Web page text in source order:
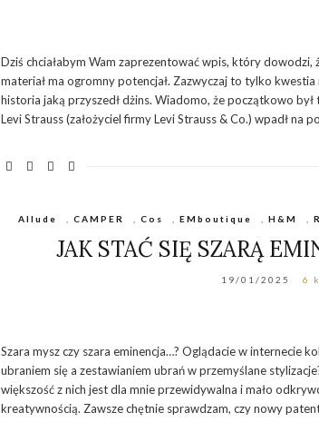
Dziś chciałabym Wam zaprezentować wpis, który
materiał ma ogromny potencjał. Zazwyczaj to tylko
historia jaką przyszedł dżins. Wiadomo, że początkowo
Levi Strauss (założyciel firmy Levi Strauss & Co.) wpadł na
Allude ,CAMPER ,Cos ,EMboutique ,H&M ,
JAK STAĆ SIĘ SZARĄ
19/01/2025 6
Szara mysz czy szara eminencja…? Oglądacie w internecie
ubraniem się a zestawianiem ubrań w przemyślane
większość z nich jest dla mnie przewidywalna i mało
kreatywnością. Zawsze chętnie sprawdzam, czy nowy